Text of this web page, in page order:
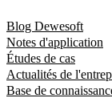
Blog Dewesoft
Notes d'application
Études de cas
Actualités de
Base de